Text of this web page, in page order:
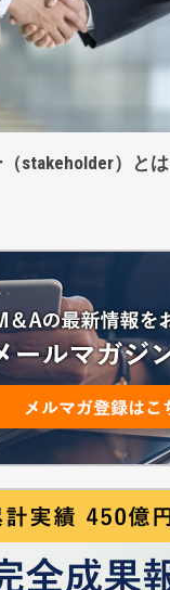
stakeholder）とは